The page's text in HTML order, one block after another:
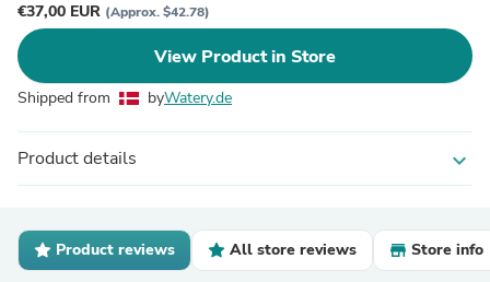
€37,00 EUR (Approx. $42.78)
View Product in Store
Shipped from byWatery.de
Product details expand_more
Product reviews All store reviews Store info